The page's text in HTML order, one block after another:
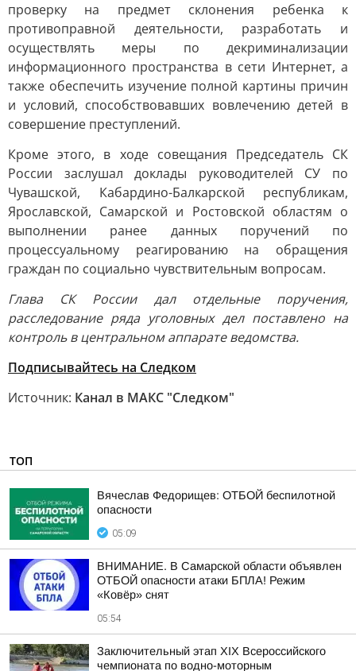
проверку на предмет склонения ребенка к
противоправной деятельности, разработать и
осуществлять меры по декриминализации
информационного пространства в сети Интернет, а
также обеспечить изучение полной картины причин
и условий, способствовавших вовлечению детей в
совершение преступлений.
Кроме этого, в ходе совещания Председатель СК
России заслушал доклады руководителей СУ по
Чувашской, Кабардино-Балкарской республикам,
Ярославской, Самарской и Ростовской областям о
выполнении ранее данных поручений по
процессуальному реагированию на обращения
граждан по социально чувствительным вопросам.
Глава СК России дал отдельные поручения,
расследование ряда уголовных дел поставлено на
контроль в центральном аппарате ведомства.
Подписывайтесь на Следком
Источник: Канал в МАКС "Следком"
ТОП
Вячеслав Федорищев: ОТБОЙ беспилотной
опасности
05:09
ВНИМАНИЕ. В Самарской области объявлен
ОТБОЙ опасности атаки БПЛА! Режим
«Ковёр» снят
05:54
Заключительный этап XIХ Всероссийского
чемпионата по водно-моторным